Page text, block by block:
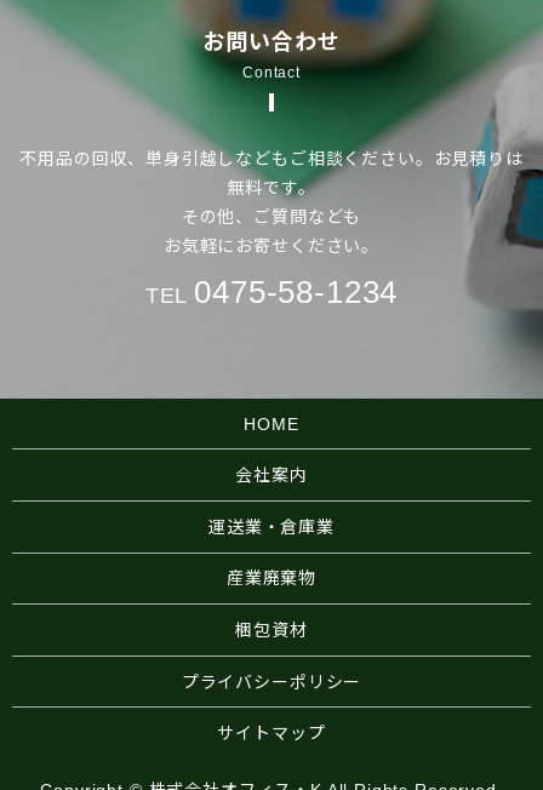
お問い合わせ
Contact
不用品の回収、単身引越しなどもご相談ください。お見積りは
無料です。
その他、ご質問なども
お気軽にお寄せください。
TEL 0475-58-1234
HOME
会社案内
運送業・倉庫業
産業廃棄物
梱包資材
プライバシーポリシー
サイトマップ